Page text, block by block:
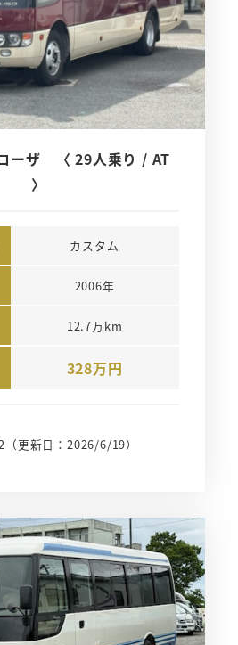
ーザ 〈 29人乗り / AT
〉
カスタム
2006年
12.7万km
328万円
（更新日：2026/6/19）